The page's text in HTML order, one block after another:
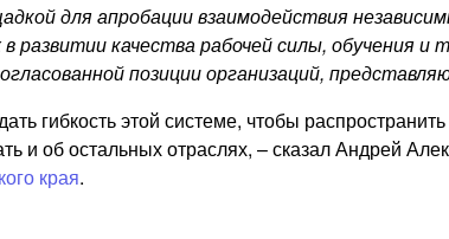
для апробации взаимодействия
качества рабочей силы, обучения и
позиции организаций,
гибкость этой системе, чтобы
и об остальных отраслях, – сказал Андрей
края.